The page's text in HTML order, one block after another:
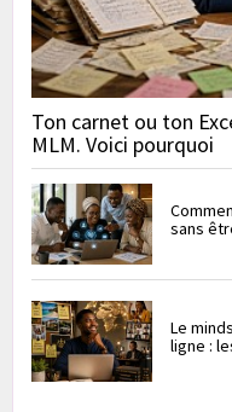
Ton carnet ou ton
MLM. Voici pourquoi
sans
Le
ligne :